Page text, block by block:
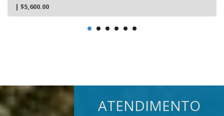
| $5,600.00
ATENDIMENTO